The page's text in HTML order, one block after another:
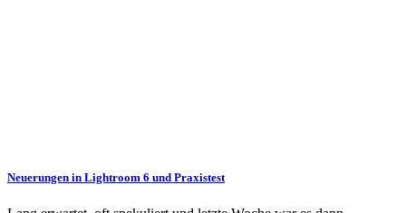
Neuerungen in Lightroom 6 und Praxistest